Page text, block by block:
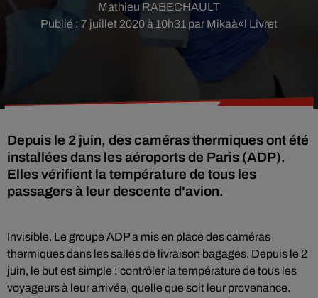
Publié : 7 juillet 2020 à 10h31 par Mikaà«l Livret
Mathieu RABECHAULT
Depuis le 2 juin, des caméras thermiques ont été
installées dans les aéroports de Paris (ADP).
Elles vérifient la température de tous les
passagers à leur descente d'avion.
Invisible. Le groupe ADP a mis en place des caméras
thermiques dans les salles de livraison bagages. Depuis le 2
juin, le but est simple : contrôler la température de tous les
voyageurs à leur arrivée, quelle que soit leur provenance.